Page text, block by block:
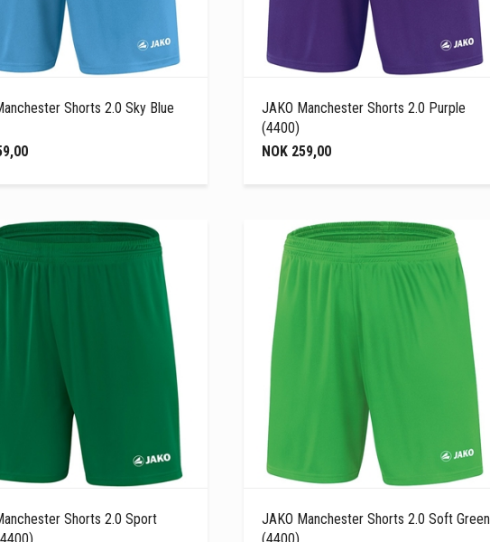
Shorts 2.0 Sky Blue
JAKO Manchester Shorts 2.0 Purple
(4400)
NOK 259,00
Shorts 2.0 Sport
JAKO Manchester Shorts 2.0 Soft Green